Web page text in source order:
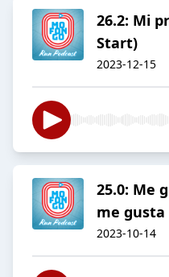
26.2: Mi
Start)
2023-12-15
25.0: Me
me
2023-10-14